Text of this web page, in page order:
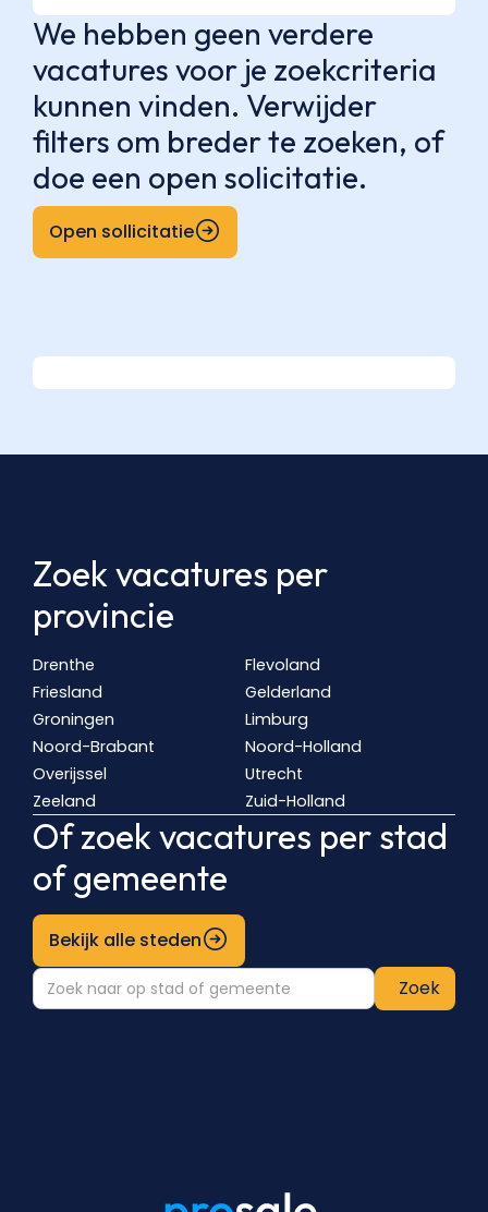
We hebben geen verdere
vacatures voor je zoekcriteria
kunnen vinden. Verwijder
filters om breder te zoeken, of
doe een open solicitatie.
Open sollicitatie
Zoek vacatures per
provincie
Drenthe
Flevoland
Friesland
Gelderland
Groningen
Limburg
Noord-Brabant
Noord-Holland
Overijssel
Utrecht
Zeeland
Zuid-Holland
Of zoek vacatures per stad
of gemeente
Bekijk alle steden